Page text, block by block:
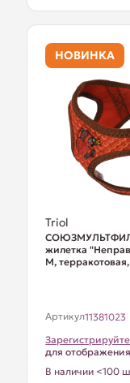
НОВИНКА
Triol
жилетка
М,
Артикул11381023
для
В наличии <100